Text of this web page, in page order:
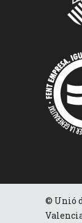
© Unió